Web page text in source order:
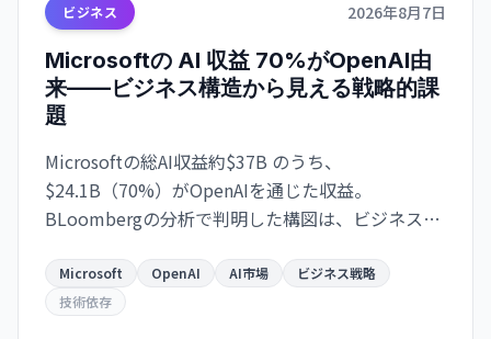
ビジネス 2026年8月7日
Microsoftの AI 収益 70%がOpenAI由
来——ビジネス構造から見える戦略的課
題
Microsoftの総AI収益約$37B のうち、
$24.1B（70%）がOpenAIを通じた収益。
BLoombergの分析で判明した構図は、ビジネスの
務を浮き彫りにします。
Microsoft OpenAI AI市場
ビジネス戦略
技術依存